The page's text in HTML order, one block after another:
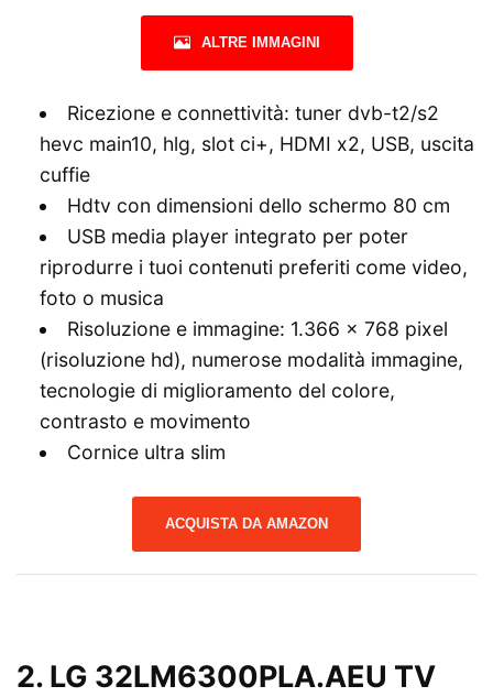
ALTRE IMMAGINI
Ricezione e connettività: tuner dvb-t2/s2
hevc main10, hlg, slot ci+, HDMI x2, USB, uscita
cuffie
Hdtv con dimensioni dello schermo 80 cm
USB media player integrato per poter
riprodurre i tuoi contenuti preferiti come video,
foto o musica
Risoluzione e immagine: 1.366 x 768 pixel
(risoluzione hd), numerose modalità immagine,
tecnologie di miglioramento del colore,
contrasto e movimento
Cornice ultra slim
ACQUISTA DA AMAZON
2. LG 32LM6300PLA.AEU TV